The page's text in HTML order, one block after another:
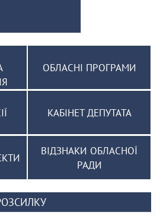
ОБЛАСНІ ПРОГРАМИ
КАБІНЕТ ДЕПУТАТА
ВІДЗНАКИ ОБЛАСНОЇ
РАДИ